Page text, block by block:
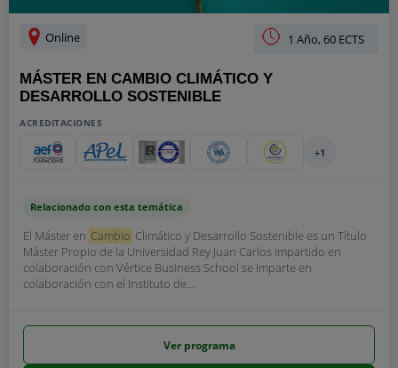
Online 1 Año, 60 ECTS
MÁSTER EN CAMBIO CLIMÁTICO Y
DESARROLLO SOSTENIBLE
ACREDITACIONES
+1
Relacionado con esta temática
El Máster en Cambio Climático y Desarrollo Sostenible es un Título
Máster Propio de la Universidad Rey Juan Carlos impartido en
colaboración con Vértice Business School se imparte en
colaboración con el Instituto de...
Ver programa